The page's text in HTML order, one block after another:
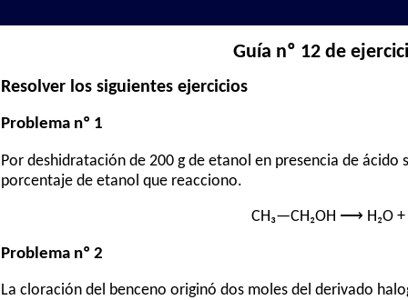
Guía nº 12 de
Resolver los siguientes ejercicios
Problema nº 1
Por deshidratación de 200 g de etanol en presencia de
porcentaje de etanol que reacciono.
CH₃—CH₂OH ⟶ H₂O +
Problema nº 2
La cloración del benceno originó dos moles del derivado